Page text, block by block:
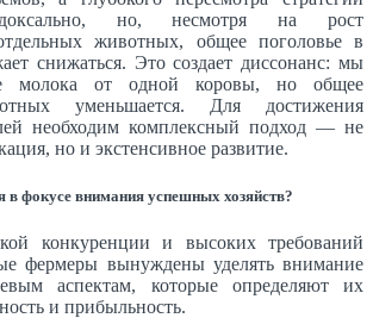
но, несмотря на рост
животных, общее поголовье в
снижаться. Это создает диссонанс: мы
молока от одной коровы, но общее
уменьшается. Для достижения
необходим комплексный подход — не
но и экстенсивное развитие.
в фокусе внимания успешных хозяйств?
конкуренции и высоких требований
фермеры вынуждены уделять внимание
аспектам, которые определяют их
и прибыльность.